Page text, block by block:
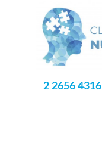
2 2656 4316